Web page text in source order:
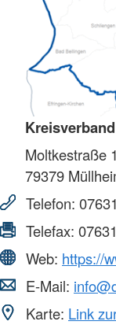
Moltkestraße
79379
Telefon:
Telefax:
Web: https://
E-Mail:
Karte: Link